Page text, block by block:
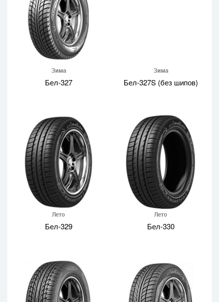
Зима
Бел-327
Зима
Бел-327S (без шипов)
Лето
Бел-329
Лето
Бел-330